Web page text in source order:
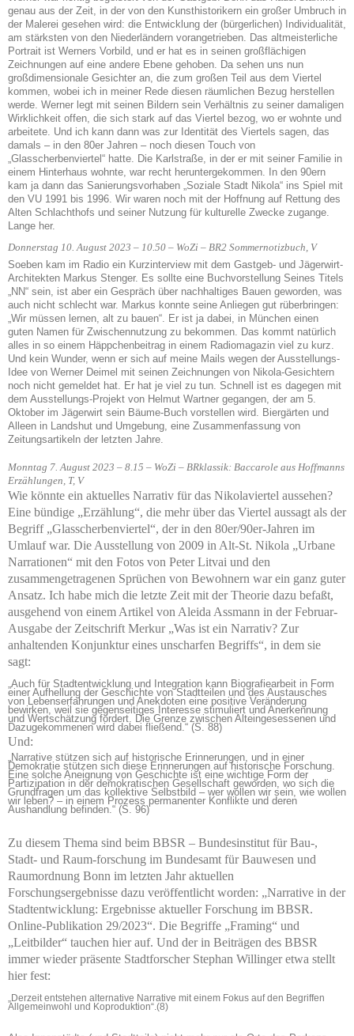
genau aus der Zeit, in der von den Kunsthistorikern ein großer Umbruch in
der Malerei gesehen wird: die Entwicklung der (bürgerlichen) Individualität,
am stärksten von den Niederländern vorangetrieben. Das altmeisterliche
Portrait ist Werners Vorbild, und er hat es in seinen großflächigen
Zeichnungen auf eine andere Ebene gehoben. Da sehen uns nun
großdimensionale Gesichter an, die zum großen Teil aus dem Viertel
kommen, wobei ich in meiner Rede diesen räumlichen Bezug herstellen
werde. Werner legt mit seinen Bildern sein Verhältnis zu seiner damaligen
Wirklichkeit offen, die sich stark auf das Viertel bezog, wo er wohnte und
arbeitete. Und ich kann dann was zur Identität des Viertels sagen, das
damals – in den 80er Jahren – noch diesen Touch von
„Glasscherbenviertel“ hatte. Die Karlstraße, in der er mit seiner Familie in
einem Hinterhaus wohnte, war recht heruntergekommen. In den 90ern
kam ja dann das Sanierungsvorhaben „Soziale Stadt Nikola“ ins Spiel mit
den VU 1991 bis 1996. Wir waren noch mit der Hoffnung auf Rettung des
Alten Schlachthofs und seiner Nutzung für kulturelle Zwecke zugange.
Lange her.
Donnerstag 10. August 2023 – 10.50 – WoZi – BR2 Sommernotizbuch, V
Soeben kam im Radio ein Kurzinterview mit dem Gastgeb- und Jägerwirt-
Architekten Markus Stenger. Es sollte eine Buchvorstellung Seines Titels
„NN“ sein, ist aber ein Gespräch über nachhaltiges Bauen geworden, was
auch nicht schlecht war. Markus konnte seine Anliegen gut rüberbringen:
„Wir müssen lernen, alt zu bauen“. Er ist ja dabei, in München einen
guten Namen für Zwischennutzung zu bekommen. Das kommt natürlich
alles in so einem Häppchenbeitrag in einem Radiomagazin viel zu kurz.
Und kein Wunder, wenn er sich auf meine Mails wegen der Ausstellungs-
Idee von Werner Deimel mit seinen Zeichnungen von Nikola-Gesichtern
noch nicht gemeldet hat. Er hat je viel zu tun. Schnell ist es dagegen mit
dem Ausstellungs-Projekt von Helmut Wartner gegangen, der am 5.
Oktober im Jägerwirt sein Bäume-Buch vorstellen wird. Biergärten und
Alleen in Landshut und Umgebung, eine Zusammenfassung von
Zeitungsartikeln der letzten Jahre.
Monntag 7. August 2023 – 8.15 – WoZi – BRklassik: Baccarole aus Hoffmanns
Erzählungen, T, V
Wie könnte ein aktuelles Narrativ für das Nikolaviertel aussehen?
Eine bündige „Erzählung“, die mehr über das Viertel aussagt als der
Begriff „Glasscherbenviertel“, der in den 80er/90er-Jahren im
Umlauf war. Die Ausstellung von 2009 in Alt-St. Nikola „Urbane
Narrationen“ mit den Fotos von Peter Litvai und den
zusammengetragenen Sprüchen von Bewohnern war ein ganz guter
Ansatz. Ich habe mich die letzte Zeit mit der Theorie dazu befaßt,
ausgehend von einem Artikel von Aleida Assmann in der Februar-
Ausgabe der Zeitschrift Merkur „Was ist ein Narrativ? Zur
anhaltenden Konjunktur eines unscharfen Begriffs“, in dem sie
sagt:
„Auch für Stadtentwicklung und Integration kann Biografiearbeit in Form
einer Aufhellung der Geschichte von Stadtteilen und des Austausches
von Lebenserfahrungen und Anekdoten eine positive Veränderung
bewirken, weil sie gegenseitiges Interesse stimuliert und Anerkennung
und Wertschätzung fördert. Die Grenze zwischen Alteingesessenen und
Dazugekommenen wird dabei fließend.“ (S. 88)
Und:
„Narrative stützen sich auf historische Erinnerungen, und in einer
Demokratie stützen sich diese Erinnerungen auf historische Forschung.
Eine solche Aneignung von Geschichte ist eine wichtige Form der
Partizipation in der demokratischen Gesellschaft geworden, wo sich die
Grundfragen um das kollektive Selbstbild – wer wollen wir sein, wie wollen
wir leben? – in einem Prozess permanenter Konflikte und deren
Aushandlung befinden.“ (S. 96)
Zu diesem Thema sind beim BBSR – Bundesinstitut für Bau-,
Stadt- und Raum-forschung im Bundesamt für Bauwesen und
Raumordnung Bonn im letzten Jahr aktuellen
Forschungsergebnisse dazu veröffentlicht worden: „Narrative in der
Stadtentwicklung: Ergebnisse aktueller Forschung im BBSR.
Online-Publikation 29/2023“. Die Begriffe „Framing“ und
„Leitbilder“ tauchen hier auf. Und der in Beiträgen des BBSR
immer wieder präsente Stadtforscher Stephan Willinger etwa stellt
hier fest:
„Derzeit entstehen alternative Narrative mit einem Fokus auf den Begriffen
Allgemeinwohl und Koproduktion“.(8)